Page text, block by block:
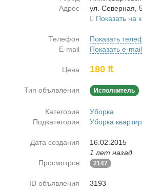
Адрес
ул. Се­вер­ная,
Показать на
Телефон
Показать
E-mail
Показать e-mail
Цена 180 ₶
Тип объявления Исполнитель
Категория
Уборка
Подкатегория
Уборка
Дата создания
16.02.2015
1 лет назад
Просмотров
2147
ID объявления 3193